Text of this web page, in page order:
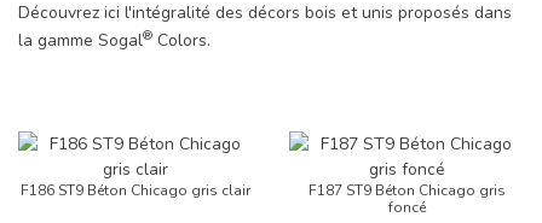
Découvrez ici l'intégralité des décors bois et unis proposés dans
la gamme Sogal® Colors.
F186 ST9 Béton Chicago gris clair
F187 ST9 Béton Chicago gris
foncé